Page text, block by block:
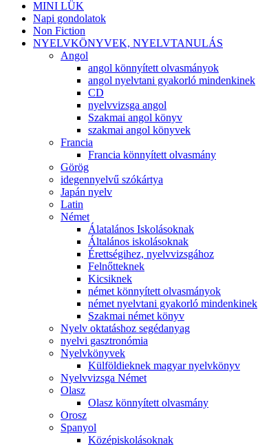
MINI LÜK
Napi gondolatok
Non Fiction
NYELVKÖNYVEK, NYELVTANULÁS
Angol
angol könnyített olvasmányok
angol nyelvtani gyakorló mindenkinek
CD
nyelvvizsga angol
Szakmai angol könyv
szakmai angol könyvek
Francia
Francia könnyített olvasmány
Görög
idegennyelvű szókártya
Japán nyelv
Latin
Német
Álatalános Iskolásoknak
Általános iskolásoknak
Érettségihez, nyelvvizsgához
Felnőtteknek
Kicsiknek
német könnyített olvasmányok
német nyelvtani gyakorló mindenkinek
Szakmai német könyv
Nyelv oktatáshoz segédanyag
nyelvi gasztronómia
Nyelvkönyvek
Külföldieknek magyar nyelvkönyv
Nyelvvizsga Német
Olasz
Olasz könnyített olvasmány
Orosz
Spanyol
Középiskolásoknak